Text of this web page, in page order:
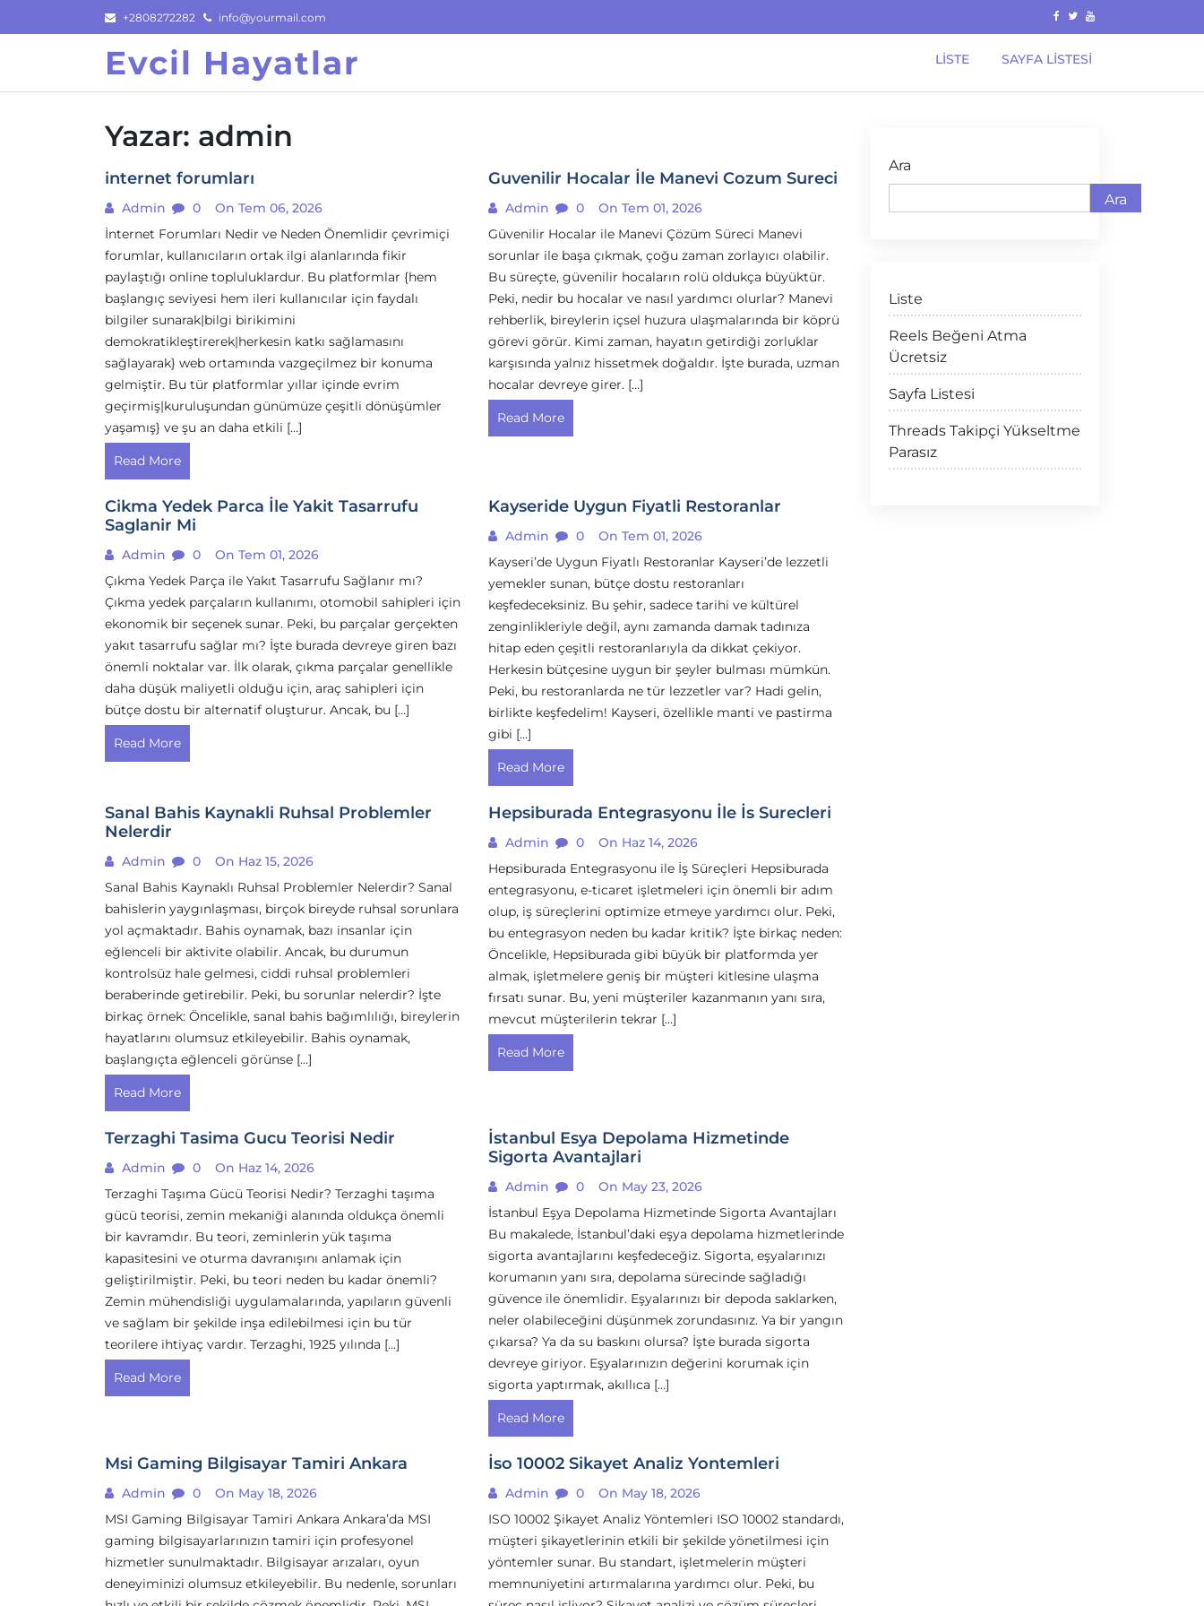
to
+2808272282 info@yourmail.com
Evcil Hayatlar LISTE SAYFA LISTESI
Yazar: admin
internet forumları
Admin 0
On Tem 06, 2026
İnternet Forumları Nedir ve Neden Önemlidir çevrimiçi
forumlar, kullanıcıların ortak ilgi alanlarında fikir
paylaştığı online topluluklardur. Bu platformlar {hem
başlangıç seviyesi hem ileri kullanıcılar için faydalı
bilgiler sunarak|bilgi birikimini
demokratikleştirerek|herkesin katkı sağlamasını
sağlayarak} web ortamında vazgeçilmez bir konuma
gelmiştir. Bu tür platformlar yıllar içinde evrim
geçirmiş|kuruluşundan günümüze çeşitli dönüşümler
yaşamış} ve şu an daha etkili […]
Read More
Guvenilir Hocalar İle Manevi Cozum Sureci
Admin 0
On Tem 01, 2026
Güvenilir Hocalar ile Manevi Çözüm Süreci Manevi
sorunlar ile başa çıkmak, çoğu zaman zorlayıcı olabilir.
Bu süreçte, güvenilir hocaların rolü oldukça büyüktür.
Peki, nedir bu hocalar ve nasıl yardımcı olurlar? Manevi
rehberlik, bireylerin içsel huzura ulaşmalarında bir köprü
görevi görür. Kimi zaman, hayatın getirdiği zorluklar
karşısında yalnız hissetmek doğaldır. İşte burada, uzman
hocalar devreye girer. […]
Read More
Cikma Yedek Parca İle Yakit Tasarrufu
Saglanir Mi
Admin 0
On Tem 01, 2026
Çıkma Yedek Parça ile Yakıt Tasarrufu Sağlanır mı?
Çıkma yedek parçaların kullanımı, otomobil sahipleri için
ekonomik bir seçenek sunar. Peki, bu parçalar gerçekten
yakıt tasarrufu sağlar mı? İşte burada devreye giren bazı
önemli noktalar var. İlk olarak, çıkma parçalar genellikle
daha düşük maliyetli olduğu için, araç sahipleri için
bütçe dostu bir alternatif oluşturur. Ancak, bu […]
Read More
Kayseride Uygun Fiyatli Restoranlar
Admin 0
On Tem 01, 2026
Kayseri’de Uygun Fiyatlı Restoranlar Kayseri’de lezzetli
yemekler sunan, bütçe dostu restoranları
keşfedeceksiniz. Bu şehir, sadece tarihi ve kültürel
zenginlikleriyle değil, aynı zamanda damak tadınıza
hitap eden çeşitli restoranlarıyla da dikkat çekiyor.
Herkesin bütçesine uygun bir şeyler bulması mümkün.
Peki, bu restoranlarda ne tür lezzetler var? Hadi gelin,
birlikte keşfedelim! Kayseri, özellikle manti ve pastirma
gibi […]
Read More
Sanal Bahis Kaynakli Ruhsal Problemler
Nelerdir
Admin 0
On Haz 15, 2026
Sanal Bahis Kaynaklı Ruhsal Problemler Nelerdir? Sanal
bahislerin yaygınlaşması, birçok bireyde ruhsal sorunlara
yol açmaktadır. Bahis oynamak, bazı insanlar için
eğlenceli bir aktivite olabilir. Ancak, bu durumun
kontrolsüz hale gelmesi, ciddi ruhsal problemleri
beraberinde getirebilir. Peki, bu sorunlar nelerdir? İşte
birkaç örnek: Öncelikle, sanal bahis bağımlılığı, bireylerin
hayatlarını olumsuz etkileyebilir. Bahis oynamak,
başlangıçta eğlenceli görünse […]
Read More
Hepsiburada Entegrasyonu İle İs Surecleri
Admin 0
On Haz 14, 2026
Hepsiburada Entegrasyonu ile İş Süreçleri Hepsiburada
entegrasyonu, e-ticaret işletmeleri için önemli bir adım
olup, iş süreçlerini optimize etmeye yardımcı olur. Peki,
bu entegrasyon neden bu kadar kritik? İşte birkaç neden:
Öncelikle, Hepsiburada gibi büyük bir platformda yer
almak, işletmelere geniş bir müşteri kitlesine ulaşma
fırsatı sunar. Bu, yeni müşteriler kazanmanın yanı sıra,
mevcut müşterilerin tekrar […]
Read More
Terzaghi Tasima Gucu Teorisi Nedir
Admin 0
On Haz 14, 2026
Terzaghi Taşıma Gücü Teorisi Nedir? Terzaghi taşıma
gücü teorisi, zemin mekaniği alanında oldukça önemli
bir kavramdır. Bu teori, zeminlerin yük taşıma
kapasitesini ve oturma davranışını anlamak için
geliştirilmiştir. Peki, bu teori neden bu kadar önemli?
Zemin mühendisliği uygulamalarında, yapıların güvenli
ve sağlam bir şekilde inşa edilebilmesi için bu tür
teorilere ihtiyaç vardır. Terzaghi, 1925 yılında […]
Read More
İstanbul Esya Depolama Hizmetinde
Sigorta Avantajlari
Admin 0
On May 23, 2026
İstanbul Eşya Depolama Hizmetinde Sigorta Avantajları
Bu makalede, İstanbul’daki eşya depolama hizmetlerinde
sigorta avantajlarını keşfedeceğiz. Sigorta, eşyalarınızı
korumanın yanı sıra, depolama sürecinde sağladığı
güvence ile önemlidir. Eşyalarınızı bir depoda saklarken,
neler olabileceğini düşünmek zorundasınız. Ya bir yangın
çıkarsa? Ya da su baskını olursa? İşte burada sigorta
devreye giriyor. Eşyalarınızın değerini korumak için
sigorta yaptırmak, akıllıca […]
Read More
Msi Gaming Bilgisayar Tamiri Ankara
Admin 0
On May 18, 2026
MSI Gaming Bilgisayar Tamiri Ankara Ankara’da MSI
gaming bilgisayarlarınızın tamiri için profesyonel
hizmetler sunulmaktadır. Bilgisayar arızaları, oyun
deneyiminizi olumsuz etkileyebilir. Bu nedenle, sorunları
İso 10002 Sikayet Analiz Yontemleri
Admin 0
On May 18, 2026
ISO 10002 Şikayet Analiz Yöntemleri ISO 10002 standardı,
müşteri şikayetlerinin etkili bir şekilde yönetilmesi için
yöntemler sunar. Bu standart, işletmelerin müşteri
memnuniyetini artırmalarına yardımcı olur. Peki, bu
Ara
Ara
Liste
Reels Beğeni Atma
Ücretsiz
Sayfa Listesi
Threads Takipçi Yükseltme
Parasız